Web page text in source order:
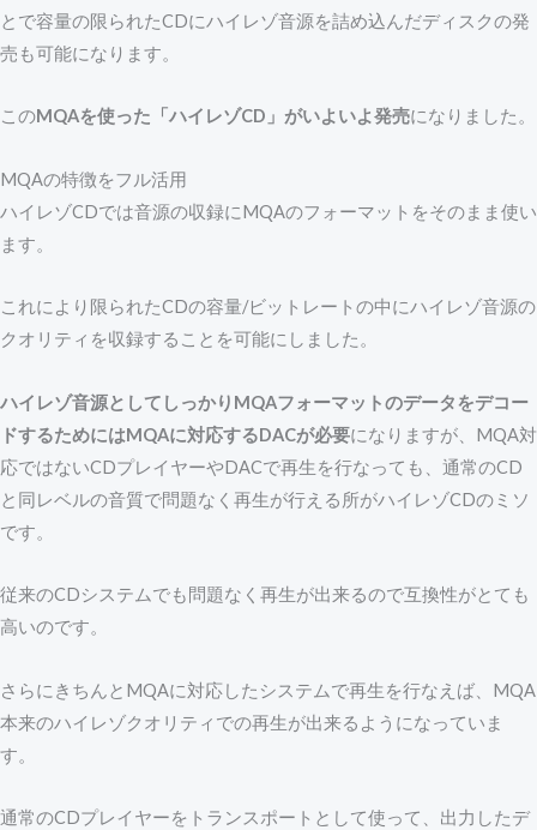
とで容量の限られたCDにハイレゾ音源を詰め込んだディスクの発
売も可能になります。
このMQAを使った「ハイレゾCD」がいよいよ発売になりました。
MQAの特徴をフル活用
ハイレゾCDでは音源の収録にMQAのフォーマットをそのまま使い
ます。
これにより限られたCDの容量/ビットレートの中にハイレゾ音源の
クオリティを収録することを可能にしました。
ハイレゾ音源としてしっかりMQAフォーマットのデータをデコー
ドするためにはMQAに対応するDACが必要になりますが、MQA対
応ではないCDプレイヤーやDACで再生を行なっても、通常のCD
と同レベルの音質で問題なく再生が行える所がハイレゾCDのミソ
です。
従来のCDシステムでも問題なく再生が出来るので互換性がとても
高いのです。
さらにきちんとMQAに対応したシステムで再生を行なえば、MQA
本来のハイレゾクオリティでの再生が出来るようになっていま
す。
通常のCDプレイヤーをトランスポートとして使って、出力したデ